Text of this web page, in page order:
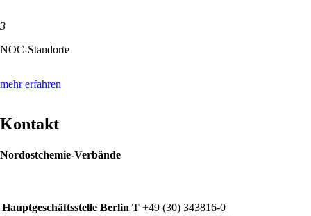
3
NOC-Standorte
mehr erfahren
Kontakt
Nordostchemie-Verbände
Hauptgeschäftsstelle Berlin T +49 (30) 343816-0